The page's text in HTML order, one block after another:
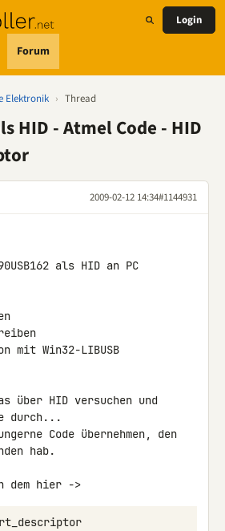
Forum
Login
Elektronik › Thread
HID - Atmel Code - HID
2009-02-12 14:34#1144931
als HID an PC
mit Win32-LIBUSB
über HID versuchen und
durch...
Code übernehmen, den
hab.